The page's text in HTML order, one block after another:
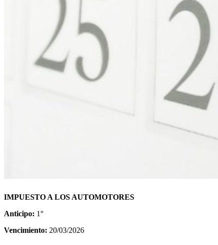
IMPUESTO A LOS AUTOMOTORES
Anticipo: 1°
Vencimiento: 20/03/2026